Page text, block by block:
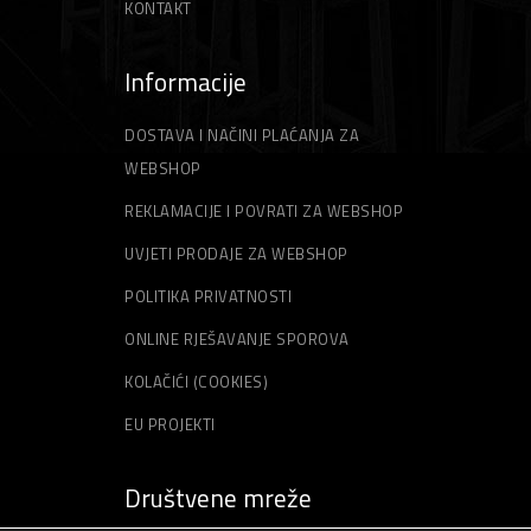
KONTAKT
Informacije
DOSTAVA I NAČINI PLAĆANJA ZA
WEBSHOP
REKLAMACIJE I POVRATI ZA WEBSHOP
UVJETI PRODAJE ZA WEBSHOP
POLITIKA PRIVATNOSTI
ONLINE RJEŠAVANJE SPOROVA
KOLAČIĆI (COOKIES)
EU PROJEKTI
Društvene mreže